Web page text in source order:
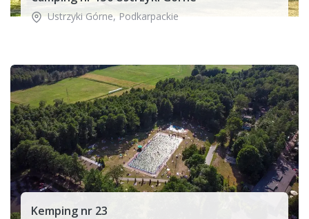
Ustrzyki Górne, Podkarpackie
Kemping nr 23